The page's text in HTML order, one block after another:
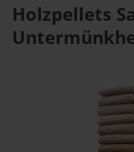
Holzpellets